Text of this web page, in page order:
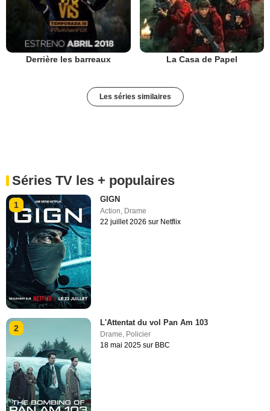
Derrière les barreaux La Casa de Papel
Les séries similaires
Séries TV les + populaires
1
GIGN
Action, Drame
22 juillet 2026 sur Netflix
2
L'Attentat du vol Pan Am 103
Drame Policier
18 mai 2025 sur BBC